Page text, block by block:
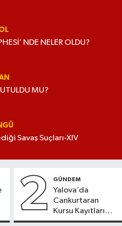
NDE NELER OLDU?
MU?
Savaş Suçları-XIV
2 GÜNDEM
Yalova’da
Cankurtaran
Kursu Kayıtları
Başladı